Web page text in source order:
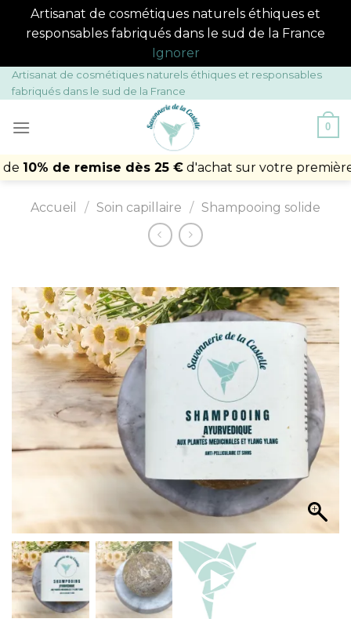
Artisanat de cosmétiques naturels éthiques et
responsables fabriqués dans le sud de la France
Ignorer
Passer
au
Artisanat de cosmétiques naturels éthiques et responsables
fabriqués dans le sud de la France
0
de remise dès 25 €d'achat sur votre première
Accueil / Soin capillaire / Shampooing solide